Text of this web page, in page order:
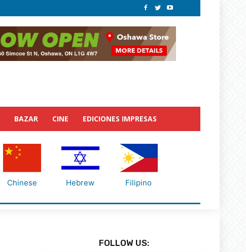
BAZAR CINE EDICIONES IMPRESAS
Chinese Hebrew Filipino
FOLLOW US: